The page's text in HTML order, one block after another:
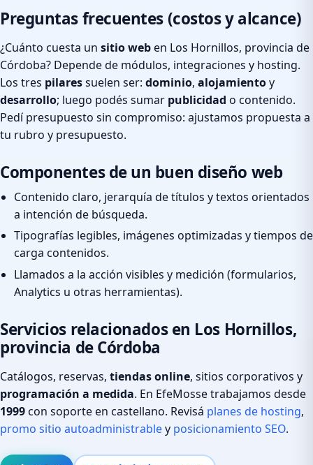
Preguntas frecuentes (costos y alcance)
¿Cuánto cuesta un sitio weben Los Hornillos, provincia de
Córdoba? Depende de módulos, integraciones y hosting.
Los tres pilaressuelen ser: dominio, alojamientoy
desarrollo; luego podés sumar publicidad o contenido.
Pedí presupuesto sin compromiso: ajustamos propuesta a
tu rubro y presupuesto.
Componentes de un buen diseño web
Contenido claro, jerarquía de títulos y textos orientados
a intención de búsqueda.
Tipografías legibles, imágenes optimizadas y tiempos de
carga contenidos.
Llamados a la acción visibles y medición (formularios,
Analytics u otras herramientas).
Servicios relacionados en Los Hornillos,
provincia de Córdoba
Catálogos, reservas, tiendas online, sitios corporativos y
programación a medida. En EfeMosse trabajamos desde
1999con soporte en castellano. Revisá planes de hosting,
promo sitio autoadministrabley posicionamiento SEO.